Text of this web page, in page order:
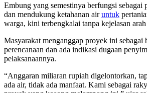
Embung yang semestinya berfungsi sebagai
dan mendukung ketahanan airuntuk
warga, kini terbengkalai tanpa kejelasan
Masyarakat menganggap proyek ini sebagai
perencanaan dan ada indikasi dugaan
pelaksanaannya.
“Anggaran miliaran rupiah digelontorkan,
ada air, tidak ada manfaat. Kami sebagai